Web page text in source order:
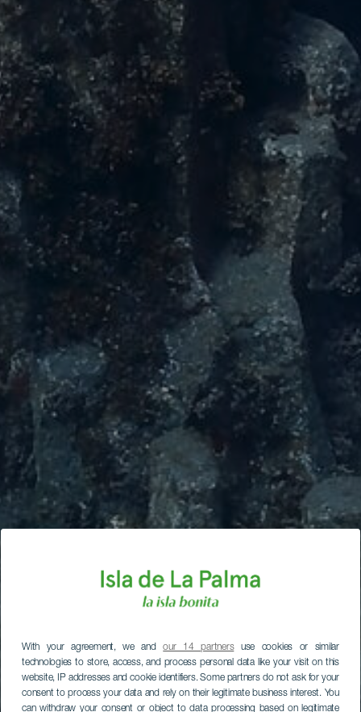
With your agreement, we andour 14 partnersuse cookies or similar
technologies to store, access, and process personal data like your visit on this
website, IP addresses and cookie identifiers. Some partners do not ask for your
consent to process your data and rely on their legitimate business interest. You
can withdraw your consent or object to data processing based on legitimate